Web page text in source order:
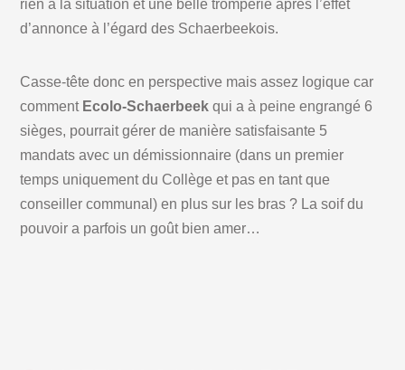
rien à la situation et une belle tromperie après l’effet
d’annonce à l’égard des Schaerbeekois.
Casse-tête donc en perspective mais assez logique car
comment Ecolo-Schaerbeek qui a à peine engrangé 6
sièges, pourrait gérer de manière satisfaisante 5
mandats avec un démissionnaire (dans un premier
temps uniquement du Collège et pas en tant que
conseiller communal) en plus sur les bras ? La soif du
pouvoir a parfois un goût bien amer…